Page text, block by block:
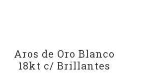
Aros de Oro Blanco
18kt c/ Brillantes